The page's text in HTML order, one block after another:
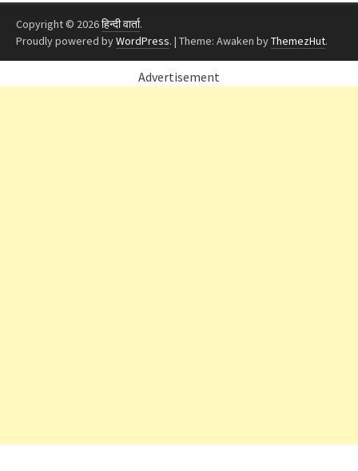
Copyright © 2026हिन्दी वार्ता.
Proudly powered byWordPress. | Theme: Awaken byThemezHut.
Advertisement